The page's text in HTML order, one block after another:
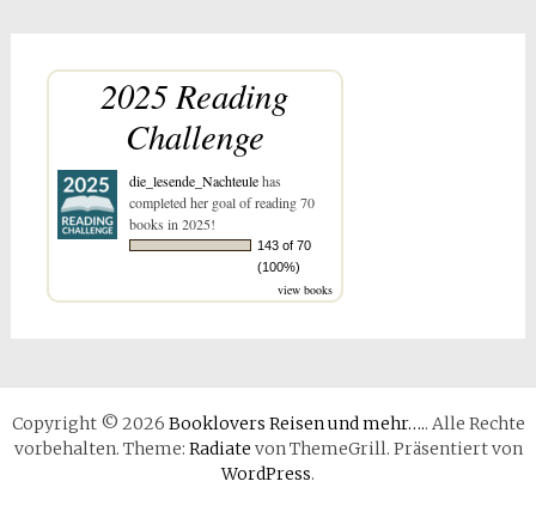
2025 Reading
Challenge
die_lesende_Nachteulehas
completed her goal of reading 70
books in 2025!
143 of 70
(100%)
view books
Copyright © 2026 Booklovers Reisen und mehr….. Alle Rechte
vorbehalten. Theme: Radiate von ThemeGrill. Präsentiert von
WordPress.